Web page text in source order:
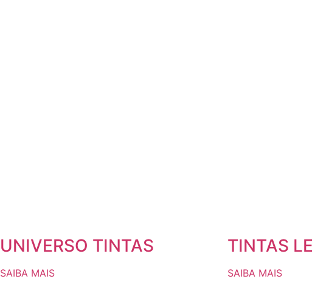
UNIVERSO TINTAS
SAIBA MAIS
TINTAS
SAIBA MAIS